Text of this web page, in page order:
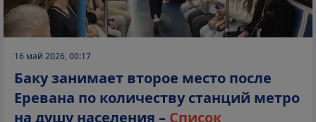
16 май 2026, 00:17
Баку занимает второе место после
Еревана по количеству станций метро
на душу населения – Список